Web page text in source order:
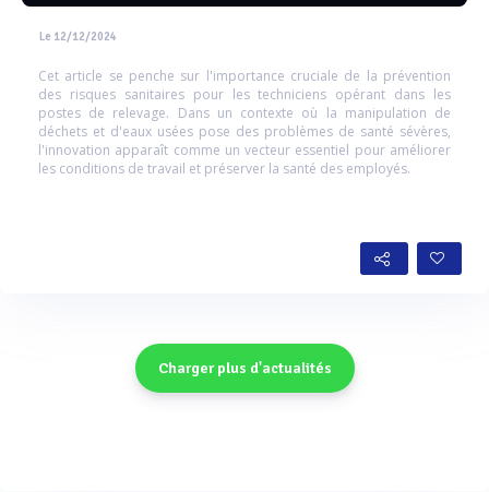
Le 12/12/2024
Cet article se penche sur l'importance cruciale de la prévention
des risques sanitaires pour les techniciens opérant dans les
postes de relevage. Dans un contexte où la manipulation de
déchets et d'eaux usées pose des problèmes de santé sévères,
l'innovation apparaît comme un vecteur essentiel pour améliorer
les conditions de travail et préserver la santé des employés.
Charger plus d'actualités